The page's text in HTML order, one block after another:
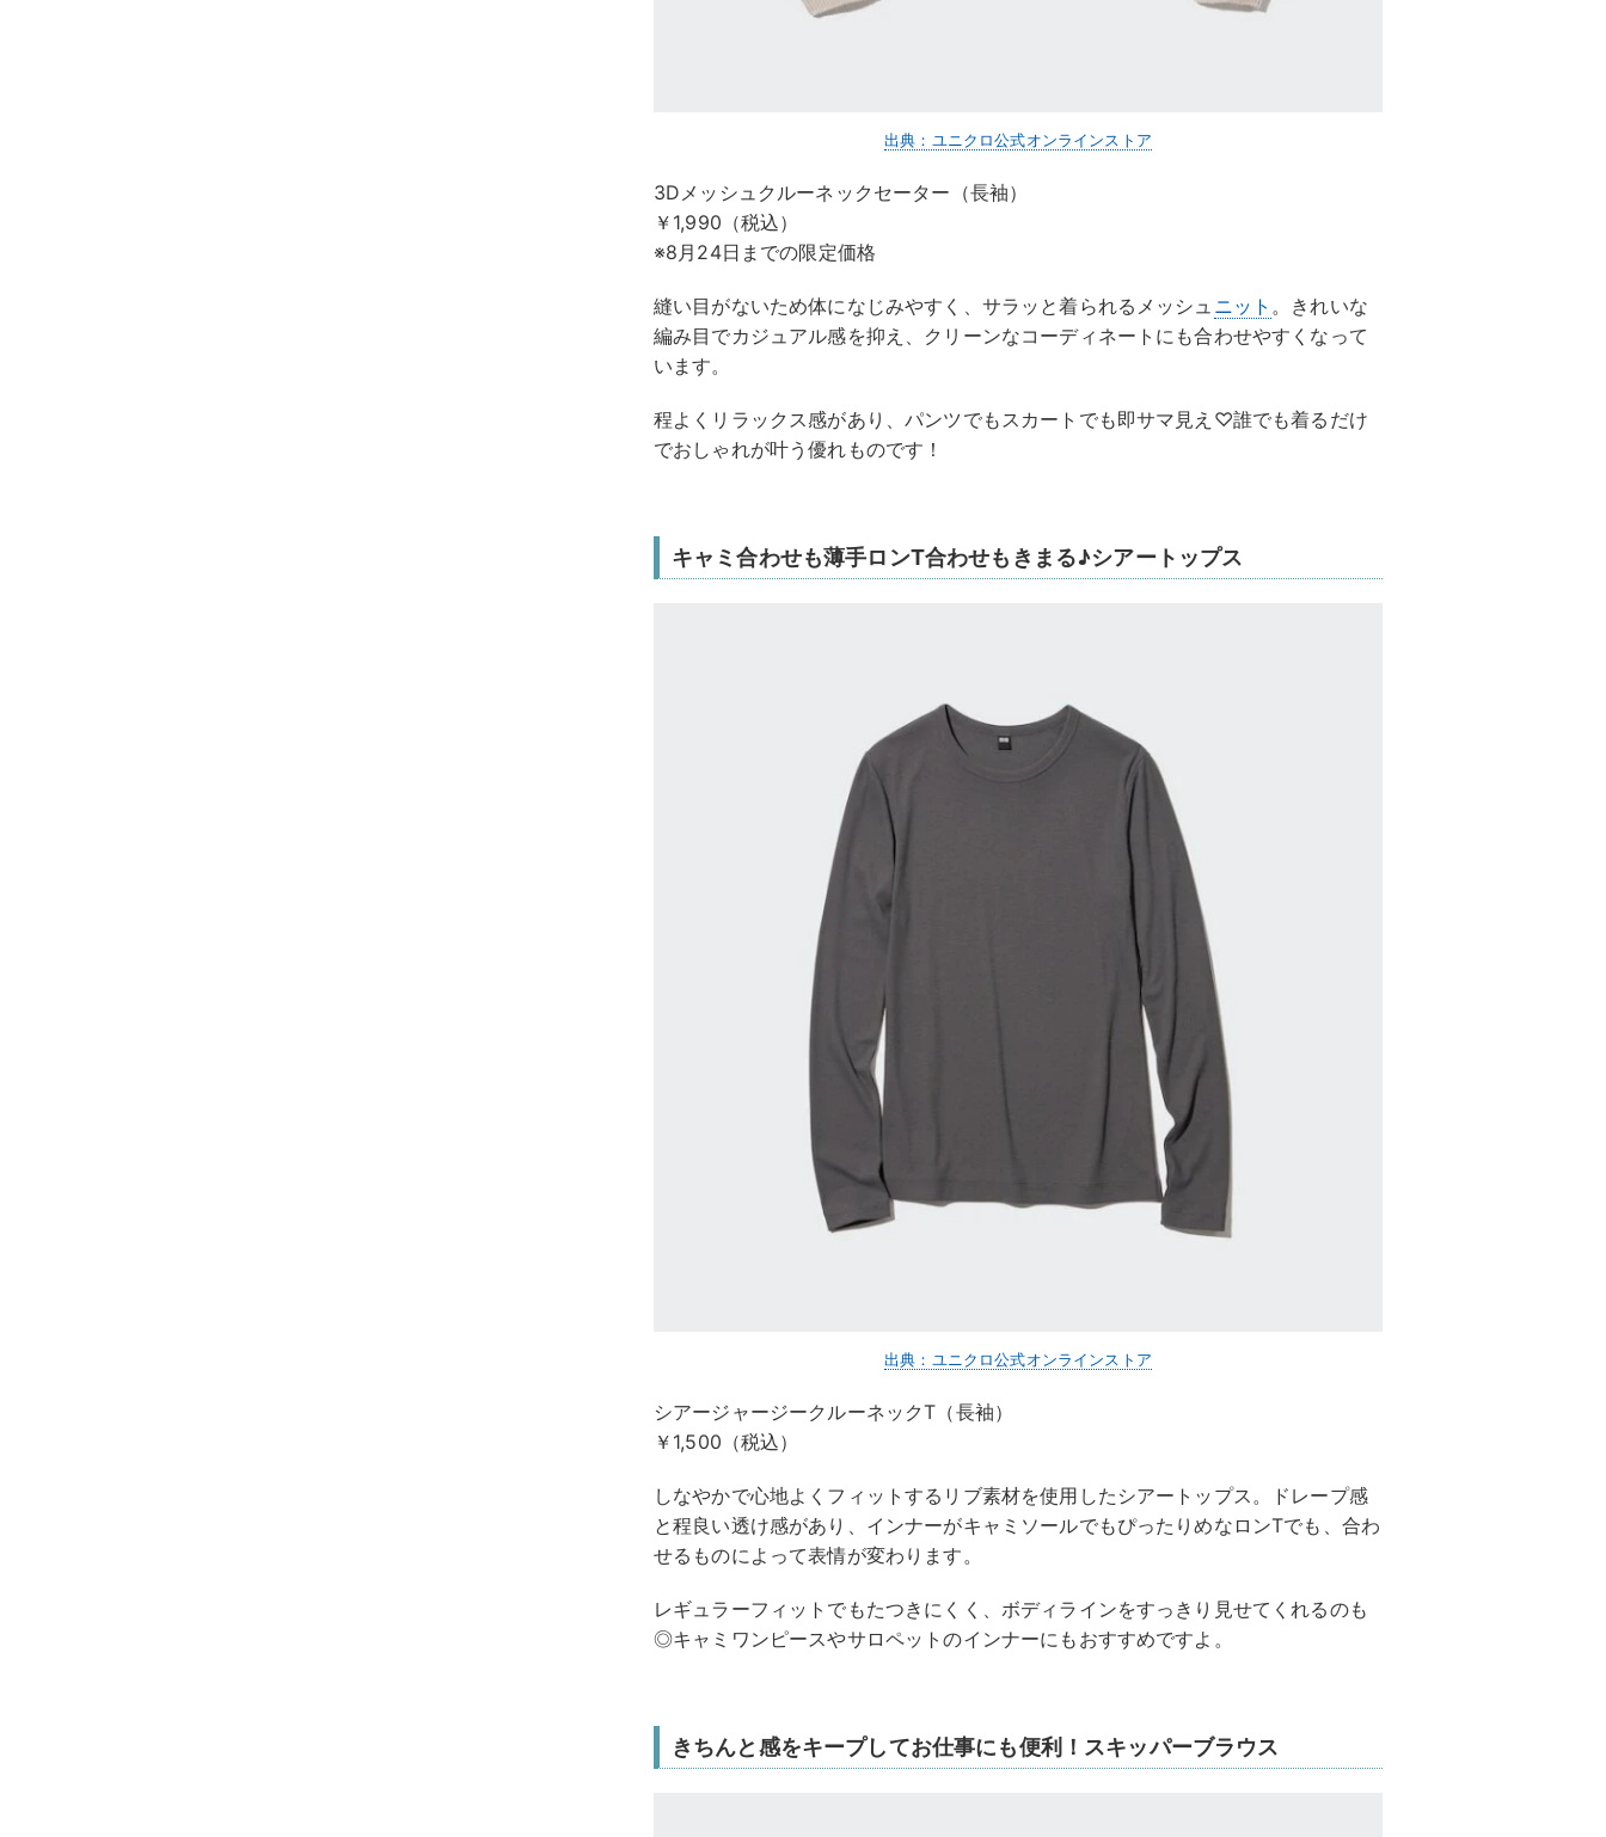
出典：ユニクロ公式オンラインストア
3Dメッシュクルーネックセーター（長袖）
￥1,990（税込）
※8月24日までの限定価格
縫い目がないため体になじみやすく、サラッと着られるメッシュ ニット 。きれいな
編み目でカジュアル感を抑え、クリーンなコーディネートにも合わせやすくなって
います。
程よくリラックス感があり、パンツでもスカートでも即サマ見え♡誰でも着るだけ
でおしゃれが叶う優れものです！
キャミ合わせも薄手ロンT合わせもきまる♪シアートップス
出典：ユニクロ公式オンラインストア
シアージャージークルーネックT（長袖）
￥1,500（税込）
しなやかで心地よくフィットするリブ素材を使用したシアートップス。ドレープ感
と程良い透け感があり、インナーがキャミソールでもぴったりめなロンTでも、合わ
せるものによって表情が変わります。
レギュラーフィットでもたつきにくく、ボディラインをすっきり見せてくれるのも
◎キャミワンピースやサロペットのインナーにもおすすめですよ。
きちんと感をキープしてお仕事にも便利！スキッパーブラウス